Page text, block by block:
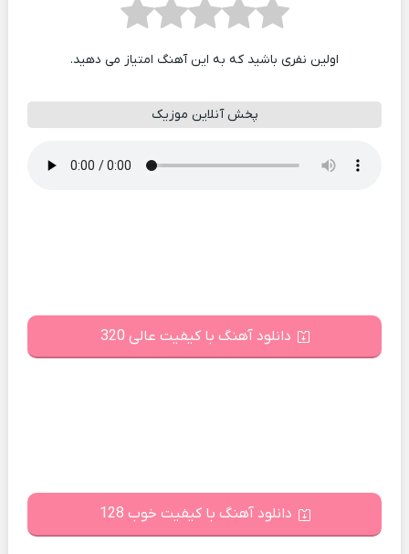
اولین نفری باشید که به این آهنگ امتیاز می دهید.
پخش آنلاین موزیک
دانلود آهنگ با کیفیت عالی 320
دانلود آهنگ با کیفیت خوب 128